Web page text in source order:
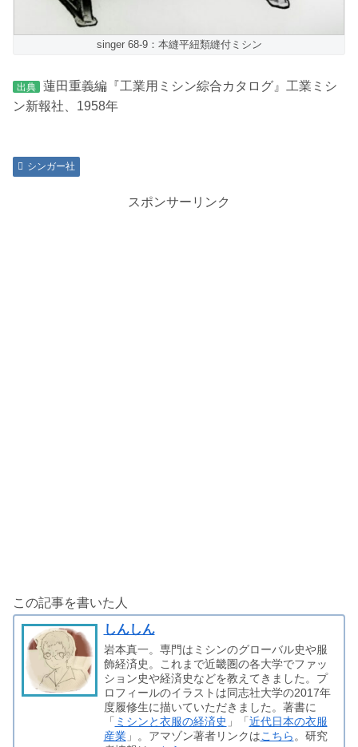
singer 68-9：本縫平紐類縫付ミシン
出典
蓮田重義編『工業用ミシン綜合カタログ』工業ミシ
ン新報社、1958年
シンガー社
スポンサーリンク
この記事を書いた人
しんしん
岩本真一。専門はミシンのグローバル史や服
飾経済史。これまで近畿圏の各大学でファッ
ション史や経済史などを教えてきました。プ
ロフィールのイラストは同志社大学の2017年
度履修生に描いていただきました。著書に
「 ミシンと衣服の経済史 」「 近代日本の衣服
産業」。アマゾン著者リンクはこちら 。研究